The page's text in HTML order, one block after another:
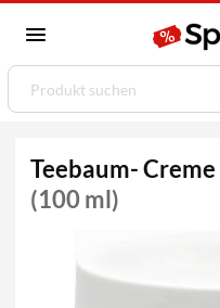
Teebaum-
(100 ml)